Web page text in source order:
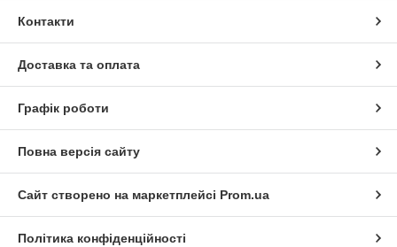
Контакти
Доставка та оплата
Графік роботи
Повна версія сайту
Сайт створено на маркетплейсі Prom.ua
Політика конфіденційності